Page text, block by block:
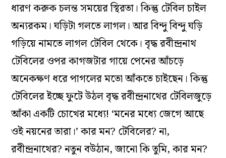
ধারণ করুক চলন্ত সময়ের স্থিরতা। কিন্তু টেবিল চাইল
অন‌্যরকম। ঘড়িটা গলতে লাগল। আর বিন্দু বিন্দু ঘড়ি
গড়িয়ে নামতে লাগল টেবিল থেকে। বৃদ্ধ রবীন্দ্রনাথ
টেবিলের ওপর কাগজটার গায়ে পেনের আঁচড়ে
অনেকক্ষণ ধরে পাগলের মতো আঁকতে চাইছেন। কিন্তু
টেবিলের ইচ্ছে ফুটে উঠল বৃদ্ধ রবীন্দ্রনাথের টেবিলজুড়ে
আঁকা একটি চোখের মধ‌্যে! ‘মনের মধ‌্যে জেগে আছে
ওই নয়নের তারা।’ কার মন? টেবিলের? না,
রবীন্দ্রনাথের? নতুন বউঠান, জানো কি তুমি, কার মন?